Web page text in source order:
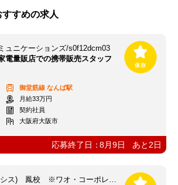
すめの求人
ュニケーションズ/s0f12dcm03
電量販店での携帯販売スタッフ
御堂筋線 なんば駅
月給33万円
契約社員
大阪府大阪市
応募終了日：8月9日 あと 2日
個別指導Axis(アクシス) 鳳校 ※ワオ・コーポレーショングループ